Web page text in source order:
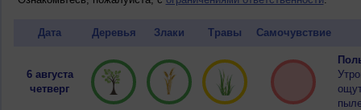
Дата Деревья Злаки Травы Самочувствие
6 августа
четверг